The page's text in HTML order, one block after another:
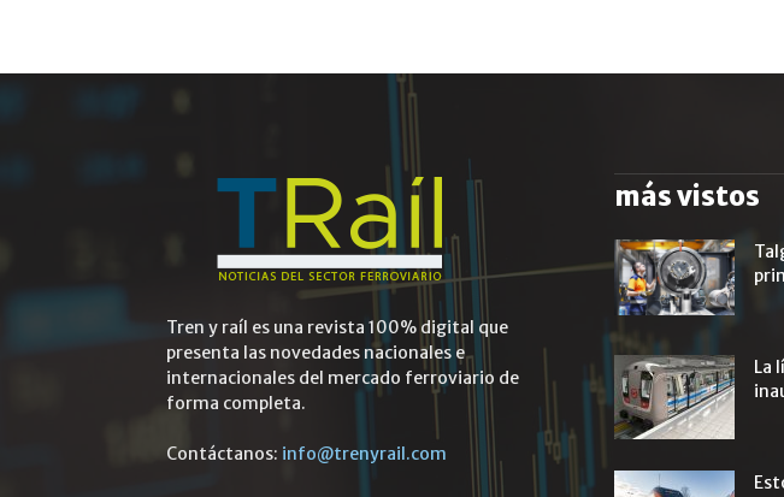
Tren y raíl es una revista 100% digital que
presenta las novedades nacionales e
internacionales del mercado ferroviario de
forma completa.
Contáctanos: info@trenyrail.com
más vistos
La